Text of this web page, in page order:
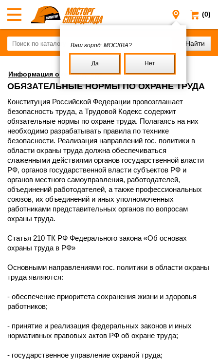
(0)
Москва
Ваш город: МОСКВА?
Да Нет
Информация о спецодежде
ОБЯЗАТЕЛЬНЫЕ НОРМЫ ПО ОХРАНЕ ТРУДА
Конституция Российской Федерации провозглашает
безопасность труда, а Трудовой Кодекс содержит
обязательные нормы по охране труда. Полагаясь на них
необходимо разрабатывать правила по технике
безопасности. Реализация направлений гос. политики в
области охраны труда должна обеспечиваться
слаженными действиями органов государственной власти
РФ, органов государственной власти субъектов РФ и
органов местного самоуправления, работодателей,
объединений работодателей, а также профессиональных
союзов, их объединений и иных уполномоченных
работниками представительных органов по вопросам
охраны труда.
Статья 210 ТК РФ Федерального закона «Об основах
охраны труда в РФ»
Основными направлениями гос. политики в области охраны
труда являются:
- обеспечение приоритета сохранения жизни и здоровья
работников;
- принятие и реализация федеральных законов и иных
нормативных правовых актов РФ об охране труда;
- государственное управление охраной труда;